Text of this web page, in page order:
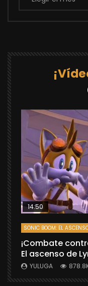
14:50
SONIC BOOM: EL
¡Combate
El ascenso de
YULUGA